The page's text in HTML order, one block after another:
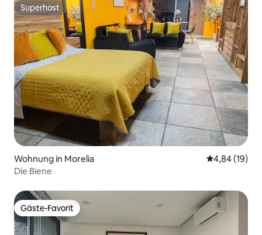
Superhost
Superhost
Wohnung in Morelia
4,84 (19)
Die Biene
Gäste-Favorit
Gäste-Favorit